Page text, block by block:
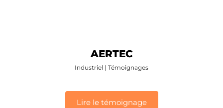
AERTEC
Industriel | Témoignages
Lire le témoignage